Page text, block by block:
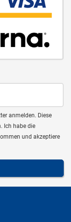
anmelden. Diese
Ich habe die
und akzeptiere